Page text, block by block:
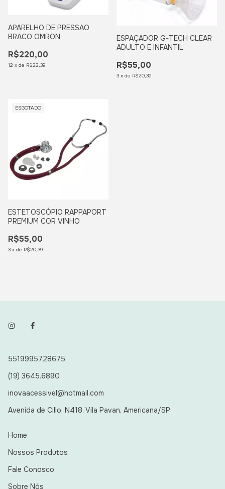
APARELHO DE PRESSAO
BRACO OMRON
R$220,00
12 x de R$22,39
ESPAÇADOR G-TECH CLEAR
ADULTO E INFANTIL
R$55,00
3 x de R$20,39
ESGOTADO
ESTETOSCÓPIO RAPPAPORT
PREMIUM COR VINHO
R$55,00
3 x de R$20,39
5519995728675
(19) 3645.6890
inovaacessivel@hotmail.com
Avenida de Cillo, N418, Vila Pavan, Americana/SP
Home
Nossos Produtos
Fale Conosco
Sobre Nós